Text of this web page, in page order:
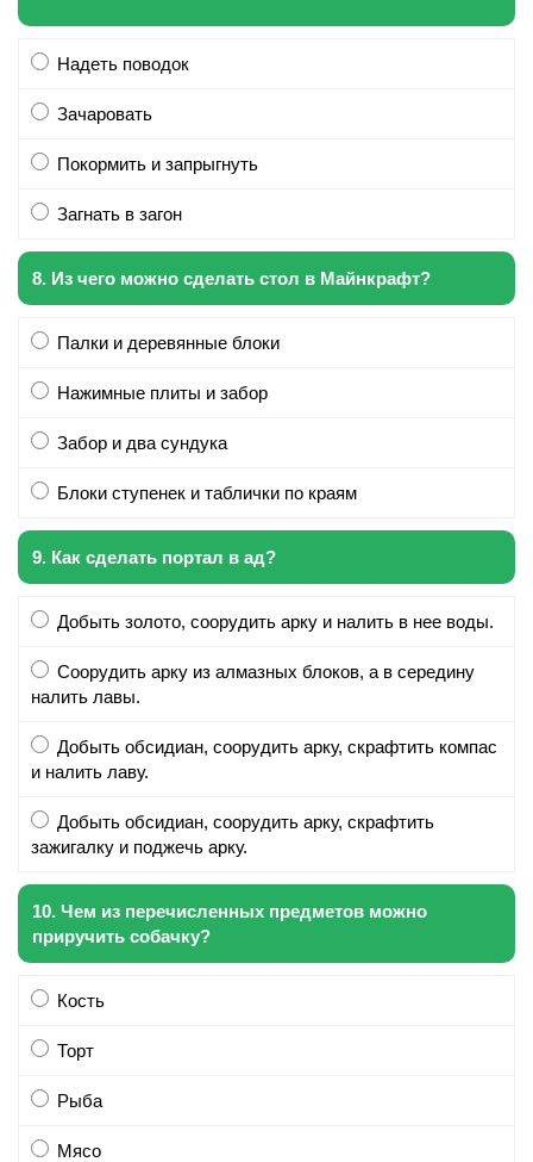
Надеть поводок
Зачаровать
Покормить и запрыгнуть
Загнать в загон
8. Из чего можно сделать стол в Майнкрафт?
Палки и деревянные блоки
Нажимные плиты и забор
Забор и два сундука
Блоки ступенек и таблички по краям
9. Как сделать портал в ад?
Добыть золото, соорудить арку и налить в нее воды.
Соорудить арку из алмазных блоков, а в середину
налить лавы.
Добыть обсидиан, соорудить арку, скрафтить компас
и налить лаву.
Добыть обсидиан, соорудить арку, скрафтить
зажигалку и поджечь арку.
10. Чем из перечисленных предметов можно
приручить собачку?
Кость
Торт
Рыба
Мясо